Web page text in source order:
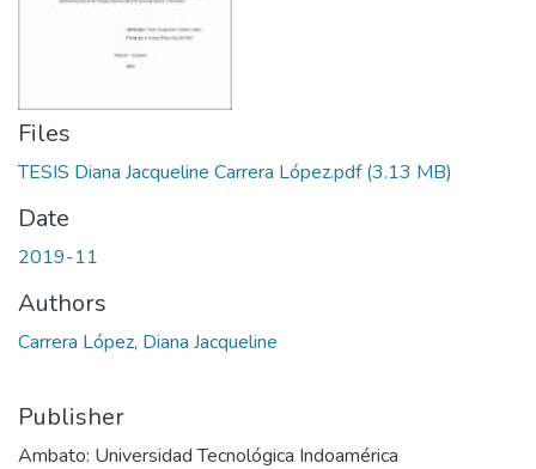
Files
TESIS Diana Jacqueline Carrera López.pdf(3.13 MB)
Date
2019-11
Authors
Carrera López, Diana Jacqueline
Publisher
Ambato: Universidad Tecnológica Indoamérica